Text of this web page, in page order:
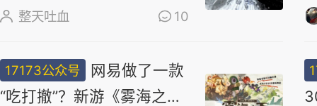
了"躲不掉的刚需"？
整天吐血 10
17173公众号
网易做了一款
“吃打撤”？新游《雾海之